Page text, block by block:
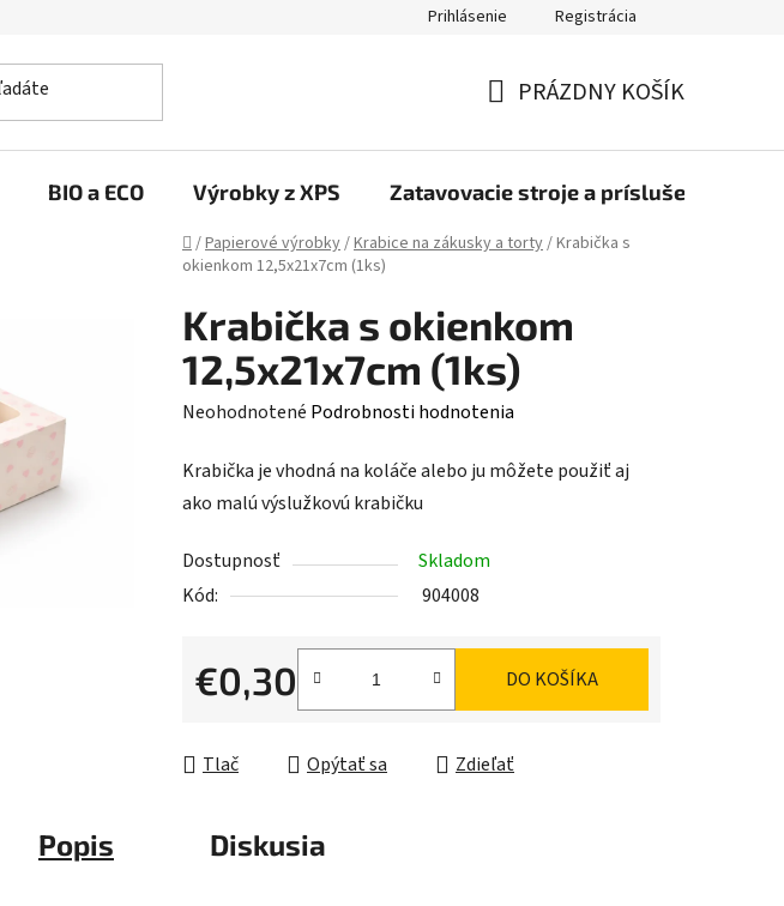
Prihlásenie Registrácia
KOŠÍK
PRÁZDNY KOŠÍK
BIO a ECO Výrobky z XPS Zatavovacie stroje a príslušenstvo
Domov
/Papierové výrobky/Krabice na zákusky a torty/Krabička s
okienkom 12,5x21x7cm (1ks)
Krabička s okienkom
12,5x21x7cm (1ks)
Priemerné
produktu
je
z
5
Neohodnotené Podrobnosti hodnotenia
Krabička je vhodná na koláče alebo ju môžete použiť aj
ako malú výslužkovú krabičku
Dostupnosť
Skladom
Kód:
904008
€0,30
Jednotková cena:
DO KOŠÍKA
Tlač Opýtať sa Zdieľať
Popis Diskusia